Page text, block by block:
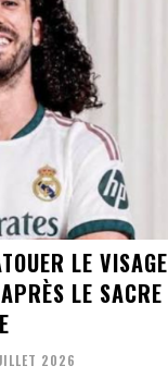
LE VISAGE
LE SACRE
2026